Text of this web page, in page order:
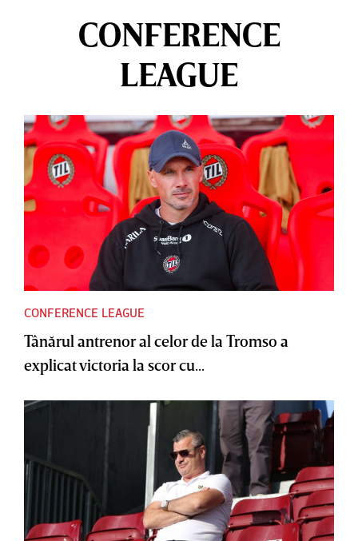
CONFERENCE
LEAGUE
CONFERENCE LEAGUE
Tânărul antrenor al celor de la Tromso a
explicat victoria la scor cu...